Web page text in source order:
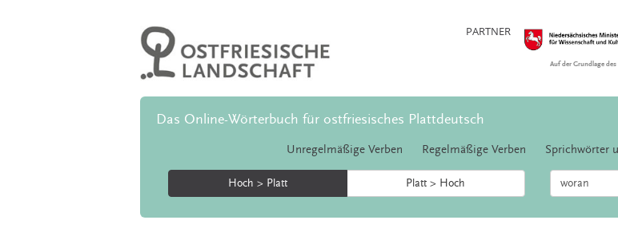
PARTNER
Auf der Grundlage
Das Online-Wörterbuch für ostfriesisches Plattdeutsch
Unregelmäßige Verben Regelmäßige Verben Sprichwörter
Hoch > Platt Platt > Hoch